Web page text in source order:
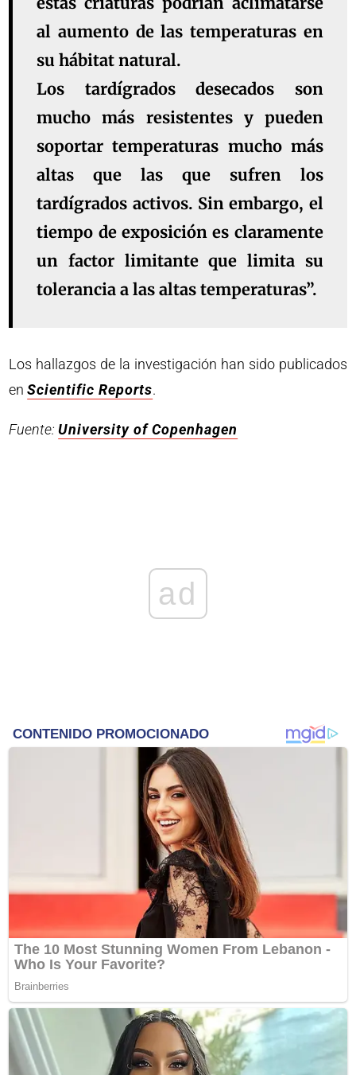
al aumento de las temperaturas en
su hábitat natural.
Los tardígrados desecados son
mucho más resistentes y pueden
soportar temperaturas mucho más
altas que las que sufren los
tardígrados activos. Sin embargo, el
tiempo de exposición es claramente
un factor limitante que limita su
tolerancia a las altas temperaturas”.
Los hallazgos de la investigación han sido publicados
enScientific Reports.
Fuente:University of Copenhagen
ad